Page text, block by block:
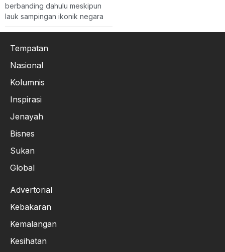
berbanding dahulu meskipun
lauk sampingan ikonik negara
Tempatan
Nasional
Kolumnis
Inspirasi
Jenayah
Bisnes
Sukan
Global
Advertorial
Kebakaran
Kemalangan
Kesihatan